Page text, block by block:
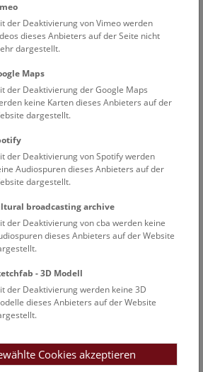
Auenland
Besucher*innen offen und lädt
Jahren: Donau-Auenland
es in und um Wien eine richtig
gibt? In den Donauauen leben viele
man mit ein bisschen Glück dort
In unserer Schausammlung triffst
der Deaktivierung von Vimeo werden
dieses Anbieters auf der Seite nicht
dargestellt.
Maps
der Deaktivierung der Google Maps
keine Karten dieses Anbieters auf der
dargestellt.
der Deaktivierung von Spotify werden
Audiospuren dieses Anbieters auf der
dargestellt.
broadcasting archive
der Deaktivierung von cba werden keine
dieses Anbieters auf der Website
- 3D Modell
der Deaktivierung werden keine 3D
dieses Anbieters auf der Website
Cookies akzeptieren